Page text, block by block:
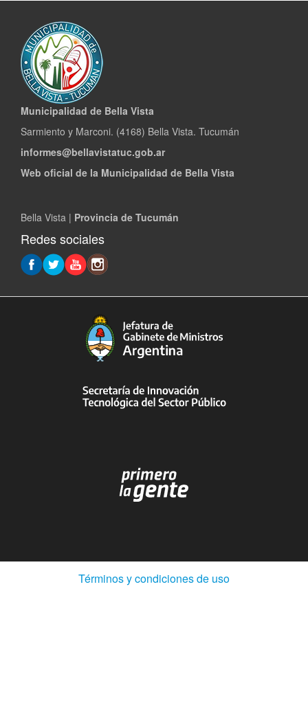
Municipalidad de Bella Vista
Sarmiento y Marconi. (4168) Bella Vista. Tucumán
informes@bellavistatuc.gob.ar
Web oficial de la Municipalidad de Bella Vista
Bella Vista | Provincia de Tucumán
Redes sociales
Términos y condiciones de uso(Abre